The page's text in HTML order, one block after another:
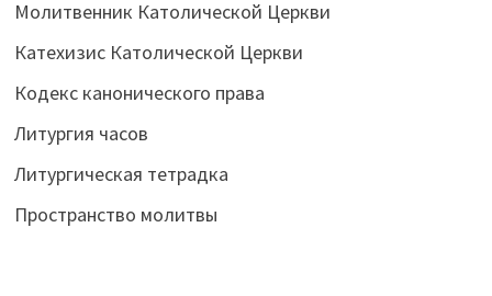
Молитвенник Католической Церкви
Катехизис Католической Церкви
Кодекс канонического права
Литургия часов
Литургическая тетрадка
Пространство молитвы